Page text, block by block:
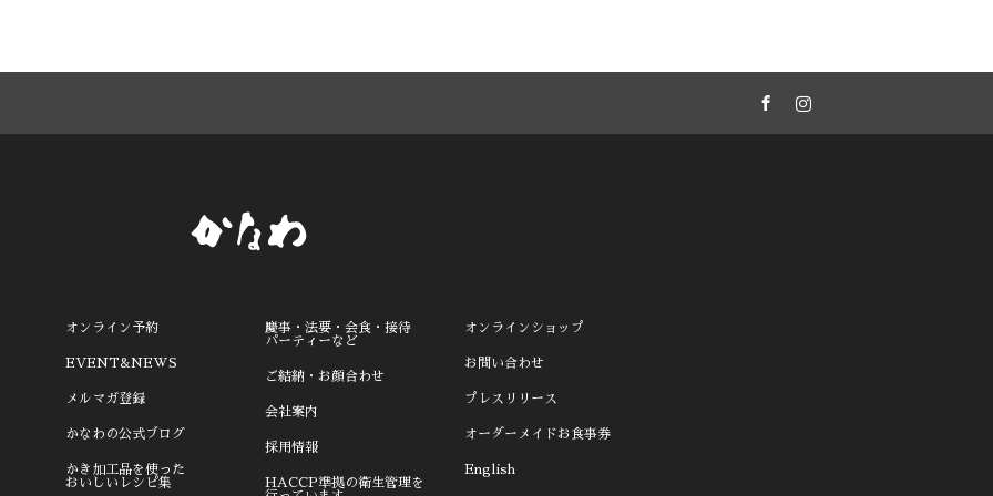
オンライン予約
EVENT&NEWS
メルマガ登録
かなわの公式ブログ
かき加工品を使った
おいしいレシピ集
慶事・法要・会食・接待
パーティーなど
ご結納・お顔合わせ
会社案内
採用情報
HACCP準拠の衛生管理を
オンラインショップ
お問い合わせ
プレスリリース
オーダーメイドお食事券
English